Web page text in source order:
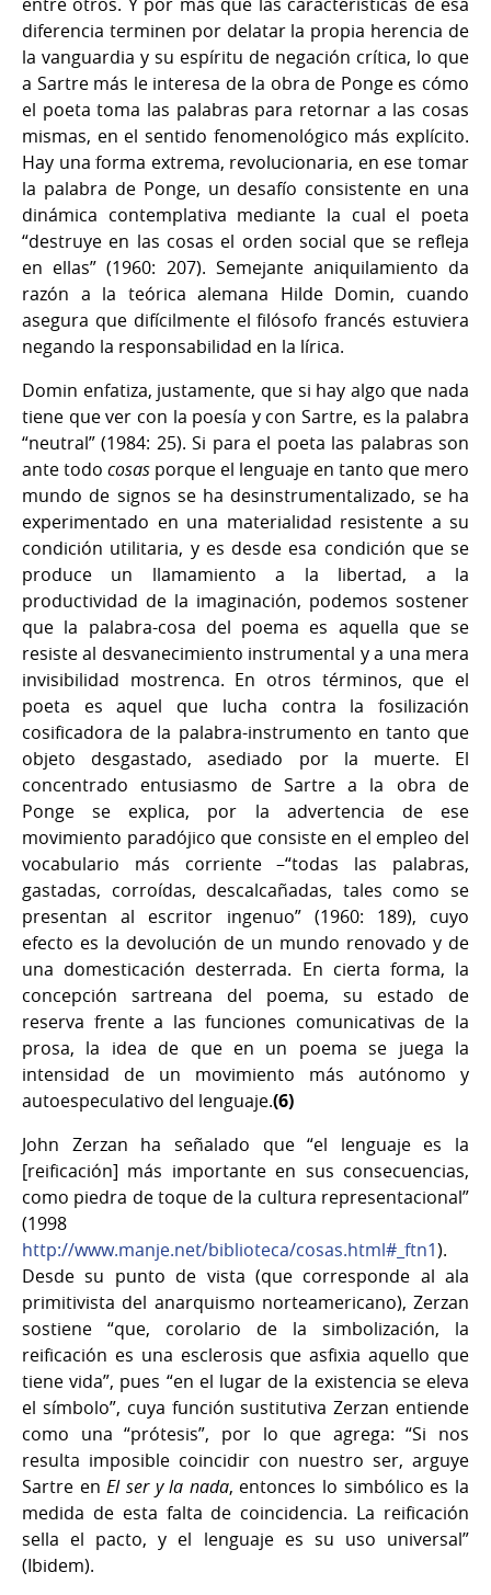
diferencia terminen por delatar la propia herencia de
la vanguardia y su espíritu de negación crítica, lo que
a Sartre más le interesa de la obra de Ponge es cómo
el poeta toma las palabras para retornar a las cosas
mismas, en el sentido fenomenológico más explícito.
Hay una forma extrema, revolucionaria, en ese tomar
la palabra de Ponge, un desafío consistente en una
dinámica contemplativa mediante la cual el poeta
“destruye en las cosas el orden social que se refleja
en ellas” (1960: 207). Semejante aniquilamiento da
razón a la teórica alemana Hilde Domin, cuando
asegura que difícilmente el filósofo francés estuviera
negando la responsabilidad en la lírica.
Domin enfatiza, justamente, que si hay algo que nada
tiene que ver con la poesía y con Sartre, es la palabra
“neutral” (1984: 25). Si para el poeta las palabras son
ante todo cosas porque el lenguaje en tanto que mero
mundo de signos se ha desinstrumentalizado, se ha
experimentado en una materialidad resistente a su
condición utilitaria, y es desde esa condición que se
produce un llamamiento a la libertad, a la
productividad de la imaginación, podemos sostener
que la palabra-cosa del poema es aquella que se
resiste al desvanecimiento instrumental y a una mera
invisibilidad mostrenca. En otros términos, que el
poeta es aquel que lucha contra la fosilización
cosificadora de la palabra-instrumento en tanto que
objeto desgastado, asediado por la muerte. El
concentrado entusiasmo de Sartre a la obra de
Ponge se explica, por la advertencia de ese
movimiento paradójico que consiste en el empleo del
vocabulario más corriente –“todas las palabras,
gastadas, corroídas, descalcañadas, tales como se
presentan al escritor ingenuo” (1960: 189), cuyo
efecto es la devolución de un mundo renovado y de
una domesticación desterrada. En cierta forma, la
concepción sartreana del poema, su estado de
reserva frente a las funciones comunicativas de la
prosa, la idea de que en un poema se juega la
intensidad de un movimiento más autónomo y
autoespeculativo del lenguaje.(6)
John Zerzan ha señalado que “el lenguaje es la
[reificación] más importante en sus consecuencias,
como piedra de toque de la cultura representacional”
(1998
http://www.manje.net/biblioteca/cosas.html#_ftn1).
Desde su punto de vista (que corresponde al ala
primitivista del anarquismo norteamericano), Zerzan
sostiene “que, corolario de la simbolización, la
reificación es una esclerosis que asfixia aquello que
tiene vida”, pues “en el lugar de la existencia se eleva
el símbolo”, cuya función sustitutiva Zerzan entiende
como una “prótesis”, por lo que agrega: “Si nos
resulta imposible coincidir con nuestro ser, arguye
Sartre enEl ser y la nada, entonces lo simbólico es la
medida de esta falta de coincidencia. La reificación
sella el pacto, y el lenguaje es su uso universal”
(Ibidem).